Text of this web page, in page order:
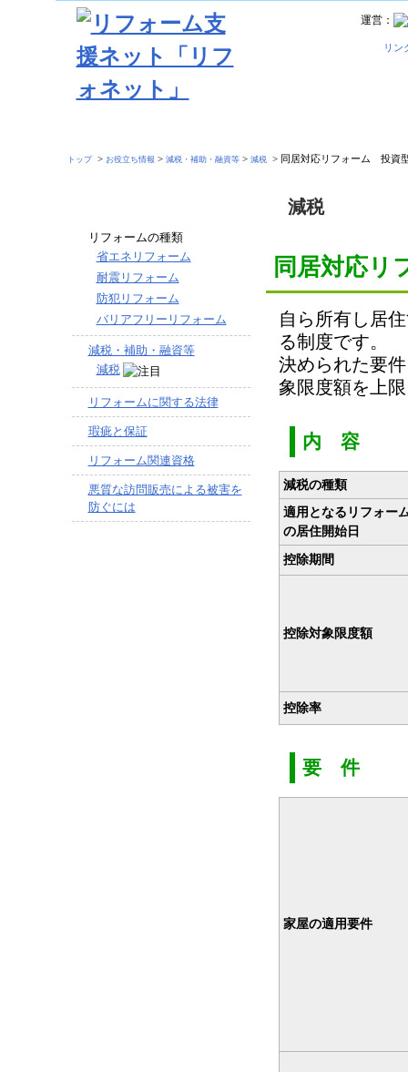
運営：
リン
トップ> お役立ち情報 > 減税・補助・融資等> 減税 > 同居対応リフォーム 投
減税
同居対応
自ら所有し居
る制度です。
決められた要
象限度額を上
内 容
減税の種類
適用となるリフォー
の居住開始日
控除期間
控除対象限度額
控除率
要 件
家屋の適用要件
リフォームの種類
省エネリフォーム
耐震リフォーム
防犯リフォーム
バリアフリーリフォーム
減税・補助・融資等
減税
リフォームに関する法律
瑕疵と保証
リフォーム関連資格
悪質な訪問販売による被害を
防ぐには